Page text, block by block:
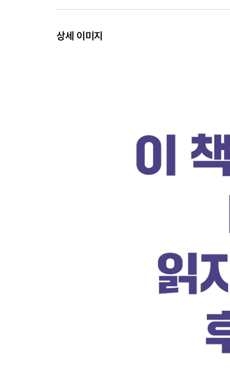
[정보] 단계별 언어능력 평가 활용법
7. 무엇이 우리 아이의 읽기독립을 가로막는가?
가장 흔한 독서 지도 실패 사례 / 숙제 같은 전집,
2단계 - 스스로 책 고르기 / 읽기독립을 망치는 최
학생부종합전형의 정체 / 입시를 가장 효과적으로
[정보] 현행 입시제도에 독서가 미치는 영향
[공부머리 독서법 8] 수능 성적을 끌어올리는 고등
상세 이미지